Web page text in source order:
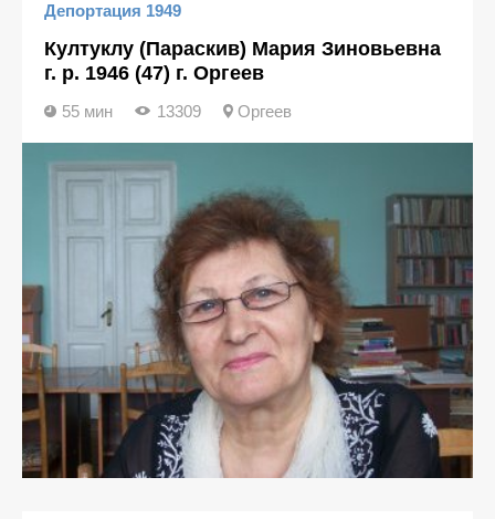
Депортация 1949
Култуклу (Параскив) Мария Зиновьевна
г. р. 1946 (47) г. Оргеев
55 мин 13309 Оргеев